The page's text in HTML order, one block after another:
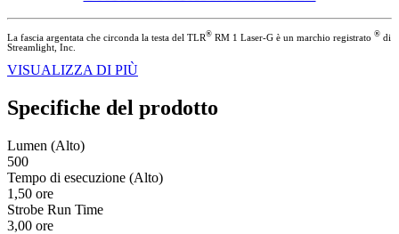
La fascia argentata che circonda la testa del TLR® RM 1 Laser-G è un marchio registrato ® di
Streamlight, Inc.
VISUALIZZA DI PIÙ
Specifiche del prodotto
Lumen (Alto)
500
Tempo di esecuzione (Alto)
1,50 ore
Strobe Run Time
3,00 ore